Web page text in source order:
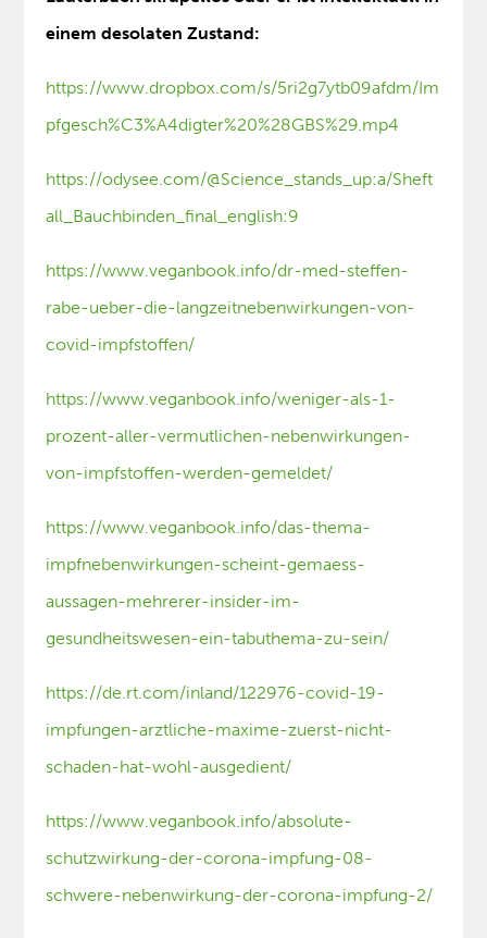
einem desolaten Zustand:
https://www.dropbox.com/s/5ri2g7ytb09afdm/Im
pfgesch%C3%A4digter%20%28GBS%29.mp4
https://odysee.com/@Science_stands_up:a/Sheft
all_Bauchbinden_final_english:9
https://www.veganbook.info/dr-med-steffen-
rabe-ueber-die-langzeitnebenwirkungen-von-
covid-impfstoffen/
https://www.veganbook.info/weniger-als-1-
prozent-aller-vermutlichen-nebenwirkungen-
von-impfstoffen-werden-gemeldet/
https://www.veganbook.info/das-thema-
impfnebenwirkungen-scheint-gemaess-
aussagen-mehrerer-insider-im-
gesundheitswesen-ein-tabuthema-zu-sein/
https://de.rt.com/inland/122976-covid-19-
impfungen-arztliche-maxime-zuerst-nicht-
schaden-hat-wohl-ausgedient/
https://www.veganbook.info/absolute-
schutzwirkung-der-corona-impfung-08-
schwere-nebenwirkung-der-corona-impfung-2/